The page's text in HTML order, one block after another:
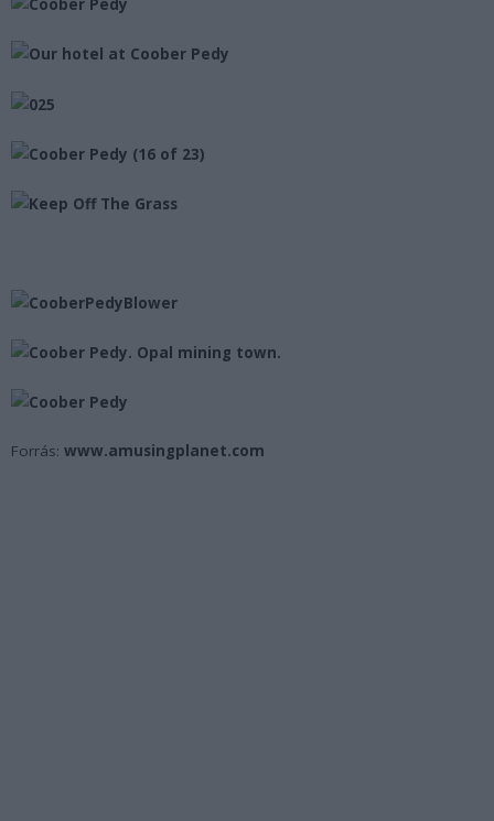
Forrás: www.amusingplanet.com